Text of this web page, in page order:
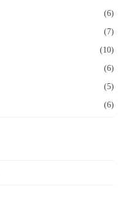
(6)
(7)
(10)
(6)
(5)
(6)